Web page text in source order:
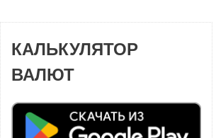
КАЛЬКУЛЯТОР
ВАЛЮТ